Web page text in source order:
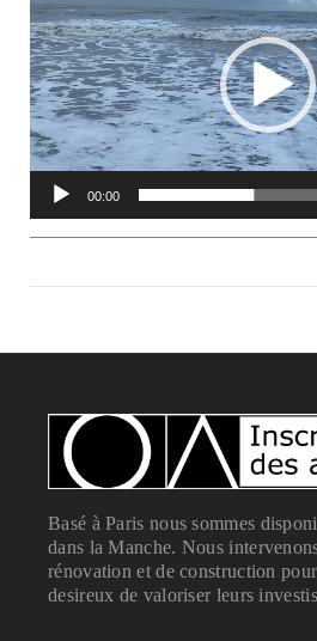
00:00
Basé à Paris nous sommes
dans la Manche. Nous
rénovation et de construction
desireux de valoriser leurs